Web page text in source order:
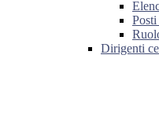
Dirigenti